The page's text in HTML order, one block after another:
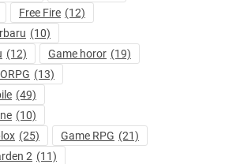
Free Fire (12)
(10)
(12) Game horor (19)
(13)
(49)
(10)
(25) Game RPG (21)
2 (11)